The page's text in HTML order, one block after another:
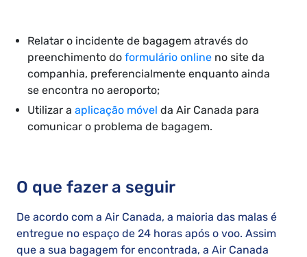
Relatar o incidente de bagagem através do
preenchimento do formulário online no site da
companhia, preferencialmente enquanto ainda
se encontra no aeroporto;
Utilizar a aplicação móvel da Air Canada para
comunicar o problema de bagagem.
O que fazer a seguir
De acordo com a Air Canada, a maioria das malas é
entregue no espaço de 24 horas após o voo. Assim
que a sua bagagem for encontrada, a Air Canada